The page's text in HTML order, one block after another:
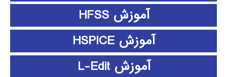
آموزش HFSS
آموزش HSPICE
آموزش L-Edit